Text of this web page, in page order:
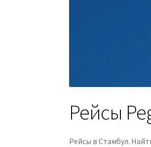
Рейсы
Рейсы в Стамбул.